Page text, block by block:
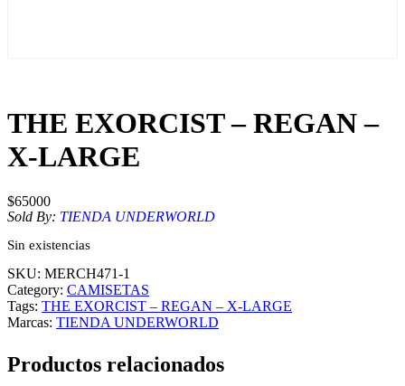
THE EXORCIST – REGAN –
X-LARGE
$65000
Sold By: TIENDA UNDERWORLD
Sin existencias
SKU: MERCH471-1
Category: CAMISETAS
Tags: THE EXORCIST – REGAN – X-LARGE
Marcas: TIENDA UNDERWORLD
Productos relacionados